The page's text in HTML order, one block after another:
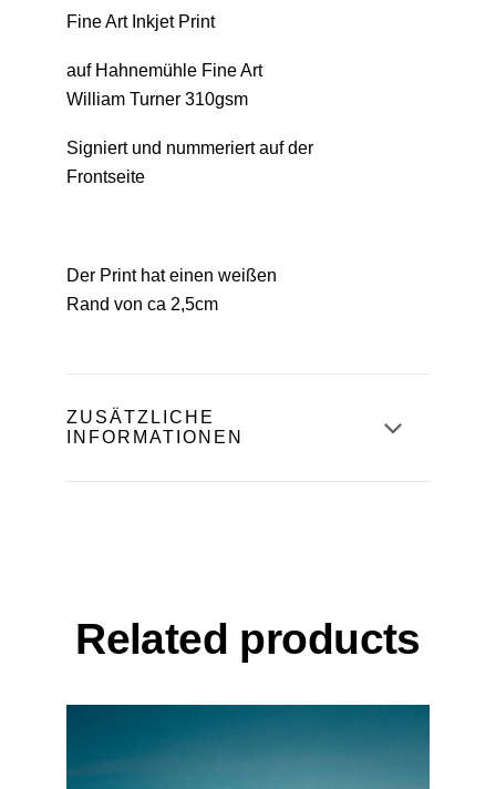
Fine Art Inkjet Print
auf Hahnemühle Fine Art
William Turner 310gsm
Signiert und nummeriert auf der
Frontseite
Der Print hat einen weißen
Rand von ca 2,5cm
ZUSÄTZLICHE
INFORMATIONEN
1 kg
Größe
Related products